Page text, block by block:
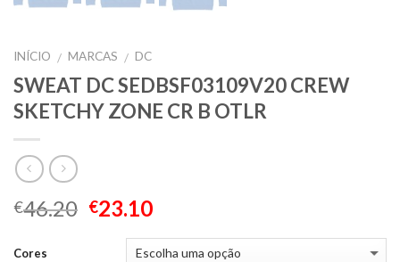
INÍCIO / MARCAS / DC
SWEAT DC SEDBSF03109V20 CREW
SKETCHY ZONE CR B OTLR
€46.20 €23.10
Cores